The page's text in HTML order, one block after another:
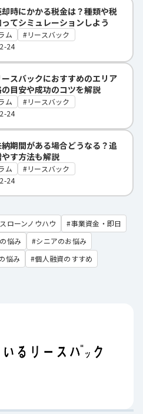
時にかかる税金は？種類や税
てシミュレーションしよう
ム
リースバック
24
スバックにおすすめのエリア
目安や成功のコツを解説
ム
リースバック
24
期間がある場合どうなる？追
す方法も解説
ム
リースバック
24
ローンノウハウ
事業資金・即日
悩み
シニアのお悩み
悩み
個人融資のすすめ